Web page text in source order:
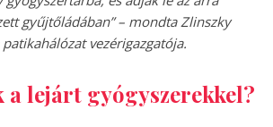
gyűjtőládában” – mondta Zlinszky
patikahálózat vezérigazgatója.
lejárt gyógyszerekkel?